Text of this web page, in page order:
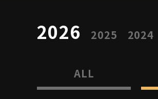
2026 2025 2024
ALL